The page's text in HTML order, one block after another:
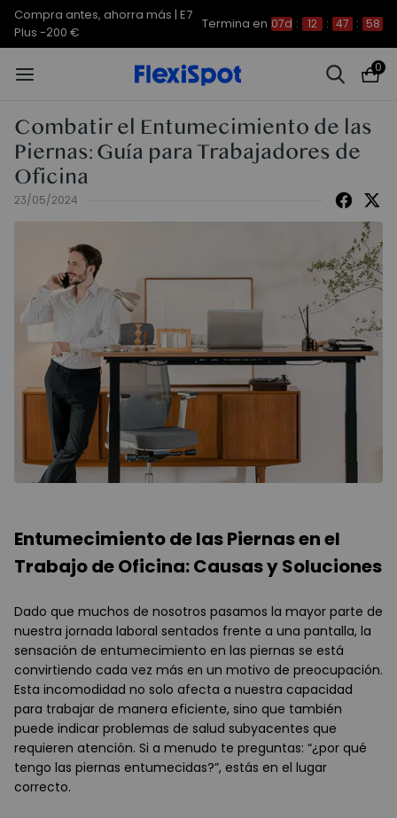
Compra antes, ahorra más | E7
Plus -200 €
Termina en 07d : 12 : 47 : 57
0
Combatir el Entumecimiento de las
Piernas: Guía para Trabajadores de
Oficina
23/05/2024
Entumecimiento de las Piernas en el
Trabajo de Oficina: Causas y Soluciones
Dado que muchos de nosotros pasamos la mayor parte de
nuestra jornada laboral sentados frente a una pantalla, la
sensación de entumecimiento en las piernas se está
convirtiendo cada vez más en un motivo de preocupación.
Esta incomodidad no solo afecta a nuestra capacidad
para trabajar de manera eficiente, sino que también
puede indicar problemas de salud subyacentes que
requieren atención. Si a menudo te preguntas: “¿por qué
tengo las piernas entumecidas?”, estás en el lugar
correcto.